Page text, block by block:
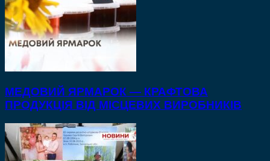
МЕДОВИЙ ЯРМАРОК — КРАФТОВА
ПРОДУКЦІЯ ВІД МІСЦЕВИХ ВИРОБНИКІВ